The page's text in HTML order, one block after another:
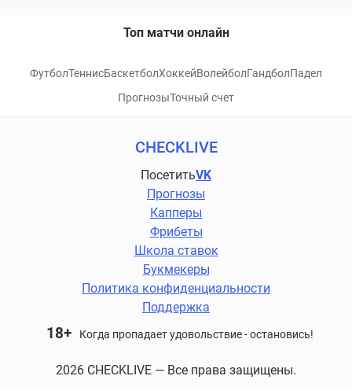
Топ матчи онлайн
ФутболТеннисБаскетболХоккейВолейболГандболПадел
ПрогнозыТочный счет
CHECKLIVE
ПосетитьVK
Прогнозы
Капперы
Фрибеты
Школа ставок
Букмекеры
Политика конфиденциальности
Поддержка
18+ Когда пропадает удовольствие - остановись!
2026 CHECKLIVE — Все права защищены.